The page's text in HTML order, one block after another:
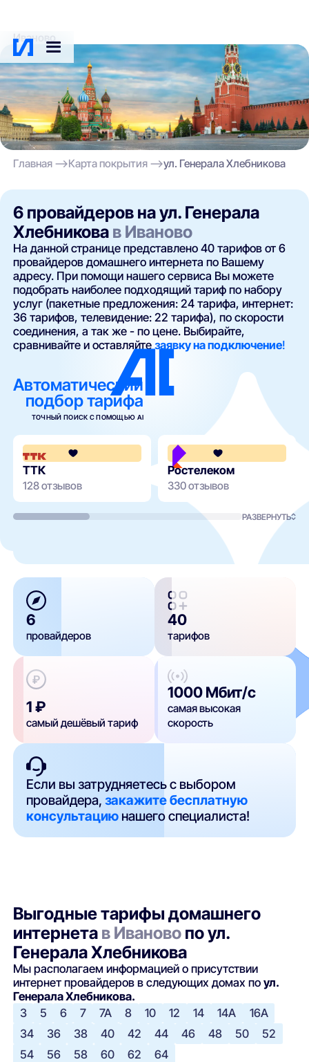
Иваново
Главная Карта покрытия ул. Генерала Хлебникова
6 провайдеров на ул. Генерала
Хлебникова в Иваново
На данной странице представлено 40 тарифов от 6
провайдеров домашнего интернета по Вашему
адресу. При помощи нашего сервиса Вы можете
подобрать наиболее подходящий тариф по набору
услуг (пакетные предложения: 24 тарифа, интернет:
36 тарифов, телевидение: 22 тарифа), по скорости
соединения, а так же - по цене. Выбирайте,
сравнивайте и оставляйтезаявку на подключение!
Автоматический
подбор тарифа
ТОЧНЫЙ ПОИСК С ПОМОЩЬЮ AI
4.2
ТТК
128 отзывов
Ростелеком
330 отзывов
РАЗВЕРНУТЬ
6
провайдеров
40
тарифов
1 ₽
самый дешёвый тариф
1000 Мбит/с
самая высокая
скорость
Если вы затрудняетесь с выбором
провайдера,закажите бесплатную
консультацию нашего специалиста!
Выгодные тарифы домашнего
интернета в Иваново по ул.
Генерала Хлебникова
Мы располагаем информацией о присутствии
интернет провайдеров в следующих домах поул.
Генерала Хлебникова.
3
5 6 7 7А 8 10 12 14 14А
16А
34
36 38 40 42 44 46 48 50
52
54
56 58 60 62
64